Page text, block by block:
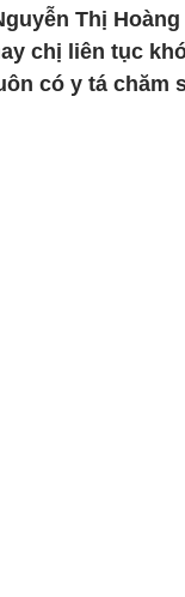
Thị
chị liên tục
có y tá chăm